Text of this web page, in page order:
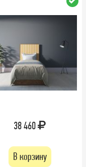
38 460
В корзину